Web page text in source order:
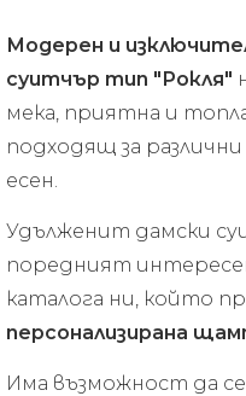
Модерен и
суитчър тип "Рокля"
мека, приятна и
подходящ за
есен.
Удълженит дамски
поредният
каталога ни, който
персонализирана
Има възможност да